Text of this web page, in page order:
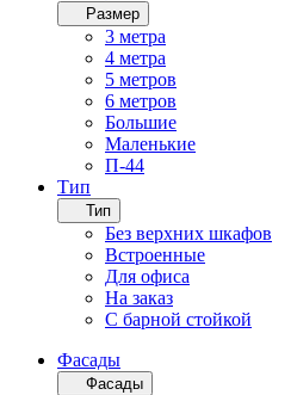
Размер
3 метра
4 метра
5 метров
6 метров
Большие
Маленькие
П-44
Тип
Тип
Без верхних шкафов
Встроенные
Для офиса
На заказ
С барной стойкой
Фасады
Фасады